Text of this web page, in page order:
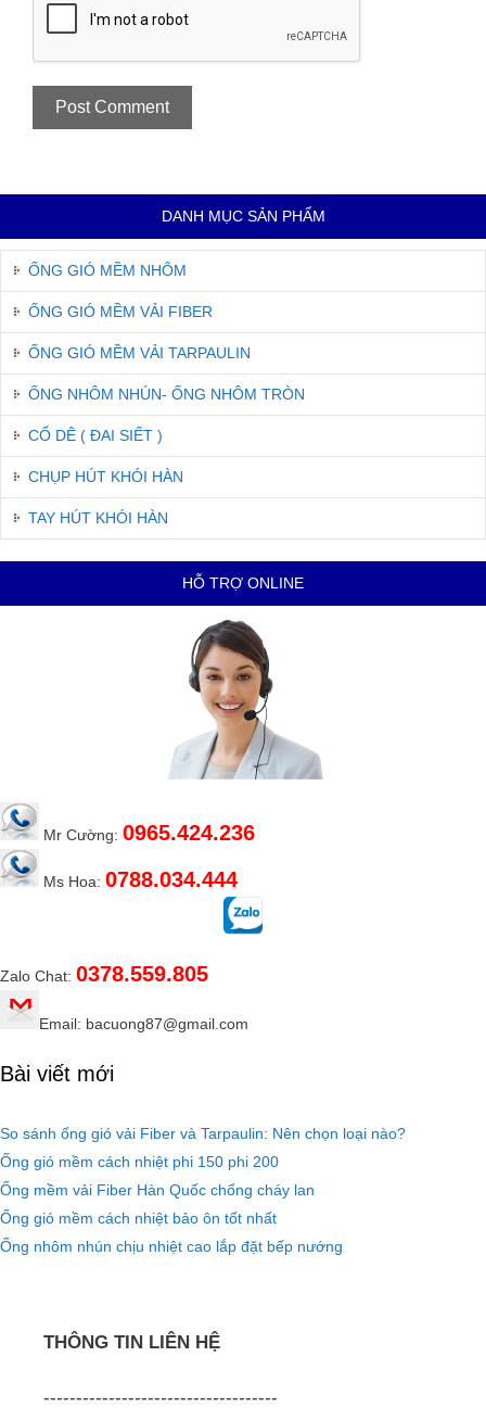
DANH MỤC SẢN PHẨM
ỐNG GIÓ MỀM NHÔM
ỐNG GIÓ MỀM VẢI FIBER
ỐNG GIÓ MỀM VẢI TARPAULIN
ỐNG NHÔM NHÚN- ỐNG NHÔM TRÒN
CỔ DÊ ( ĐAI SIẾT )
CHỤP HÚT KHÓI HÀN
TAY HÚT KHÓI HÀN
HỖ TRỢ ONLINE
Mr Cường: 0965.424.236
Ms Hoa: 0788.034.444
Zalo Chat: 0378.559.805
Email: bacuong87@gmail.com
Bài viết mới
So sánh ống gió vải Fiber và Tarpaulin: Nên chọn loại nào?
Ống gió mềm cách nhiệt phi 150 phi 200
Ống mềm vải Fiber Hàn Quốc chống cháy lan
Ống gió mềm cách nhiệt bảo ôn tốt nhất
Ống nhôm nhún chịu nhiệt cao lắp đặt bếp nướng
THÔNG TIN LIÊN HỆ
------------------------------------